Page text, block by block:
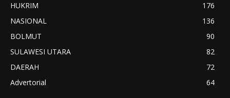
HUKRIM
176
NASIONAL
136
BOLMUT
90
SULAWESI UTARA
82
DAERAH
72
Advertorial
64